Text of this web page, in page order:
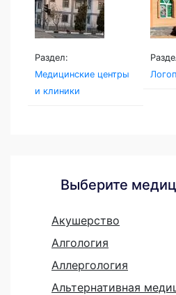
Раздел:
Медицинские центры
и клиники
Выберите
Акушерство
Алгология
Аллергология
Альтернативная